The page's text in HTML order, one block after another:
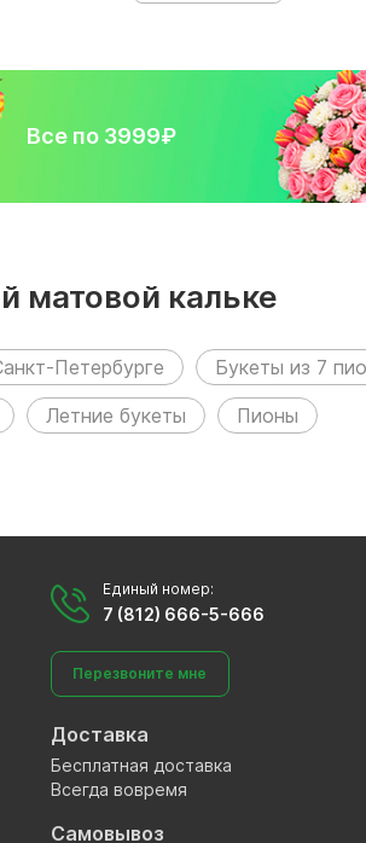
Все по 3999₽
матовой кальке
Петербурге
Букеты из 7
Летние букеты
Пионы
Единый номер:
7 (812) 666-5-666
Перезвоните мне
Доставка
Бесплатная доставка
Всегда вовремя
Самовывоз